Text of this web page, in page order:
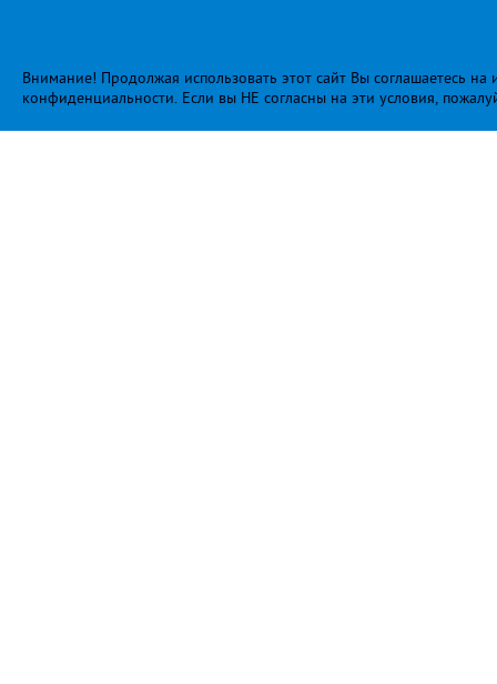
Внимание! Продолжая использовать этот сайт Вы соглашаетесь
конфиденциальности. Если вы НЕ согласны на эти условия,